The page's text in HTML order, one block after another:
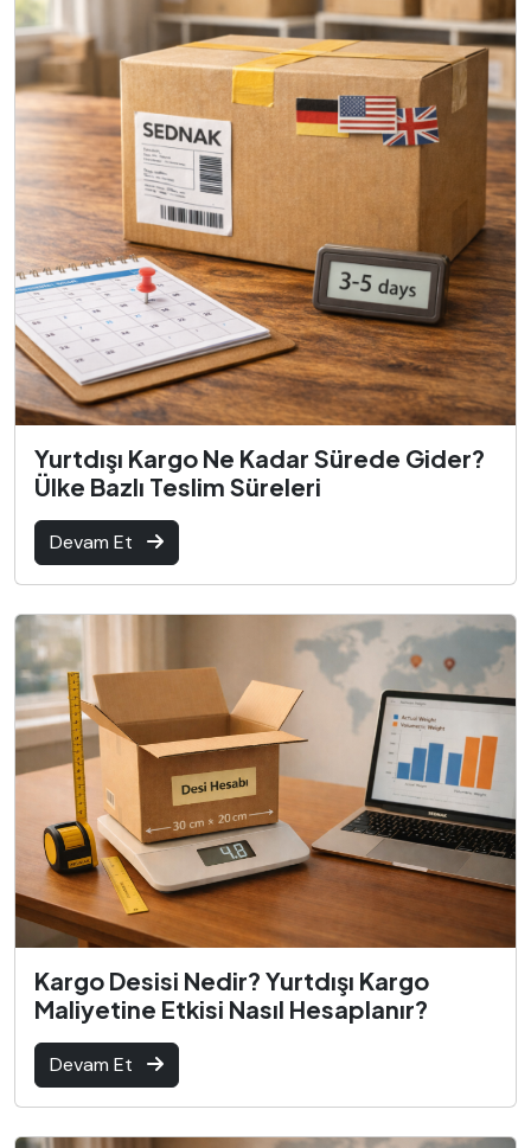
Yurtdışı Kargo Ne Kadar Sürede Gider?
Ülke Bazlı Teslim Süreleri
Devam Et
Kargo Desisi Nedir? Yurtdışı Kargo
Maliyetine Etkisi Nasıl Hesaplanır?
Devam Et